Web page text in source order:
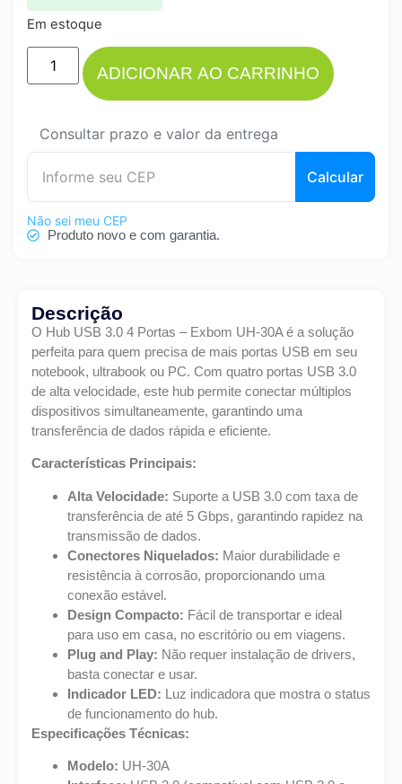
Em estoque
ADICIONAR AO CARRINHO
Consultar prazo e valor da entrega
Calcular
Não sei meu CEP
Produto novo e com garantia.
Descrição
O Hub USB 3.0 4 Portas – Exbom UH-30A é a solução
perfeita para quem precisa de mais portas USB em seu
notebook, ultrabook ou PC. Com quatro portas USB 3.0
de alta velocidade, este hub permite conectar múltiplos
dispositivos simultaneamente, garantindo uma
transferência de dados rápida e eficiente.
Características Principais:
Alta Velocidade: Suporte a USB 3.0 com taxa de
transferência de até 5 Gbps, garantindo rapidez na
transmissão de dados.
Conectores Niquelados: Maior durabilidade e
resistência à corrosão, proporcionando uma
conexão estável.
Design Compacto: Fácil de transportar e ideal
para uso em casa, no escritório ou em viagens.
Plug and Play: Não requer instalação de drivers,
basta conectar e usar.
Indicador LED: Luz indicadora que mostra o status
de funcionamento do hub.
Especificações Técnicas:
Modelo: UH-30A